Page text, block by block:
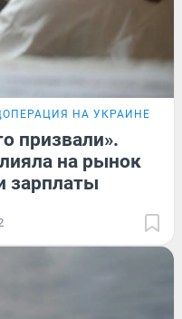
НА УКРАИНЕ
призвали».
на рынок
зарплаты